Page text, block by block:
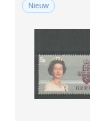
Nieuw